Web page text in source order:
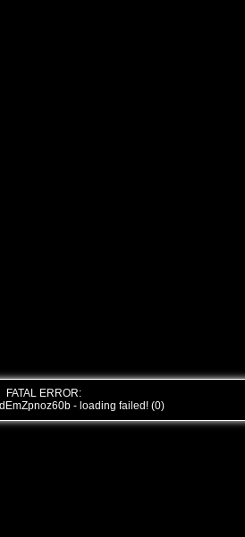
FATAL ERROR:
- loading failed! (0)